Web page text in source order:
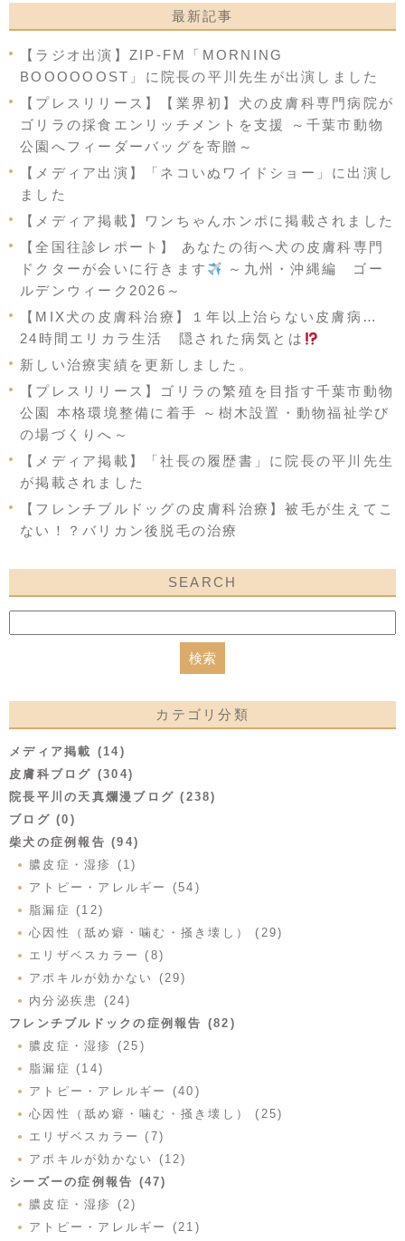
最新記事
【ラジオ出演】ZIP-FM「MORNING
BOOOOOOST」に院長の平川先生が出演しました
【プレスリリース】【業界初】犬の皮膚科専門病院が
ゴリラの採食エンリッチメントを支援 ～千葉市動物
公園へフィーダーバッグを寄贈～
【メディア出演】「ネコいぬワイドショー」に出演し
ました
【メディア掲載】ワンちゃんホンポに掲載されました
【全国往診レポート】 あなたの街へ犬の皮膚科専門
ドクターが会いに行きます
～九州・沖縄編 ゴー
ルデンウィーク2026～
【MIX犬の皮膚科治療】１年以上治らない皮膚病…
24時間エリカラ生活 隠された病気とは
新しい治療実績を更新しました。
【プレスリリース】ゴリラの繁殖を目指す千葉市動物
公園 本格環境整備に着手 ～樹木設置・動物福祉学び
の場づくりへ～
【メディア掲載】「社長の履歴書」に院長の平川先生
が掲載されました
【フレンチブルドッグの皮膚科治療】被毛が生えてこ
ない！？バリカン後脱毛の治療
SEARCH
カテゴリ分類
メディア掲載 (14)
皮膚科ブログ (304)
院長平川の天真爛漫ブログ (238)
ブログ (0)
柴犬の症例報告 (94)
膿皮症・湿疹 (1)
アトピー・アレルギー (54)
脂漏症 (12)
心因性（舐め癖・噛む・掻き壊し） (29)
エリザベスカラー (8)
アポキルが効かない (29)
内分泌疾患 (24)
フレンチブルドックの症例報告 (82)
膿皮症・湿疹 (25)
脂漏症 (14)
アトピー・アレルギー (40)
心因性（舐め癖・噛む・掻き壊し） (25)
エリザベスカラー (7)
アポキルが効かない (12)
シーズーの症例報告 (47)
膿皮症・湿疹 (2)
アトピー・アレルギー (21)